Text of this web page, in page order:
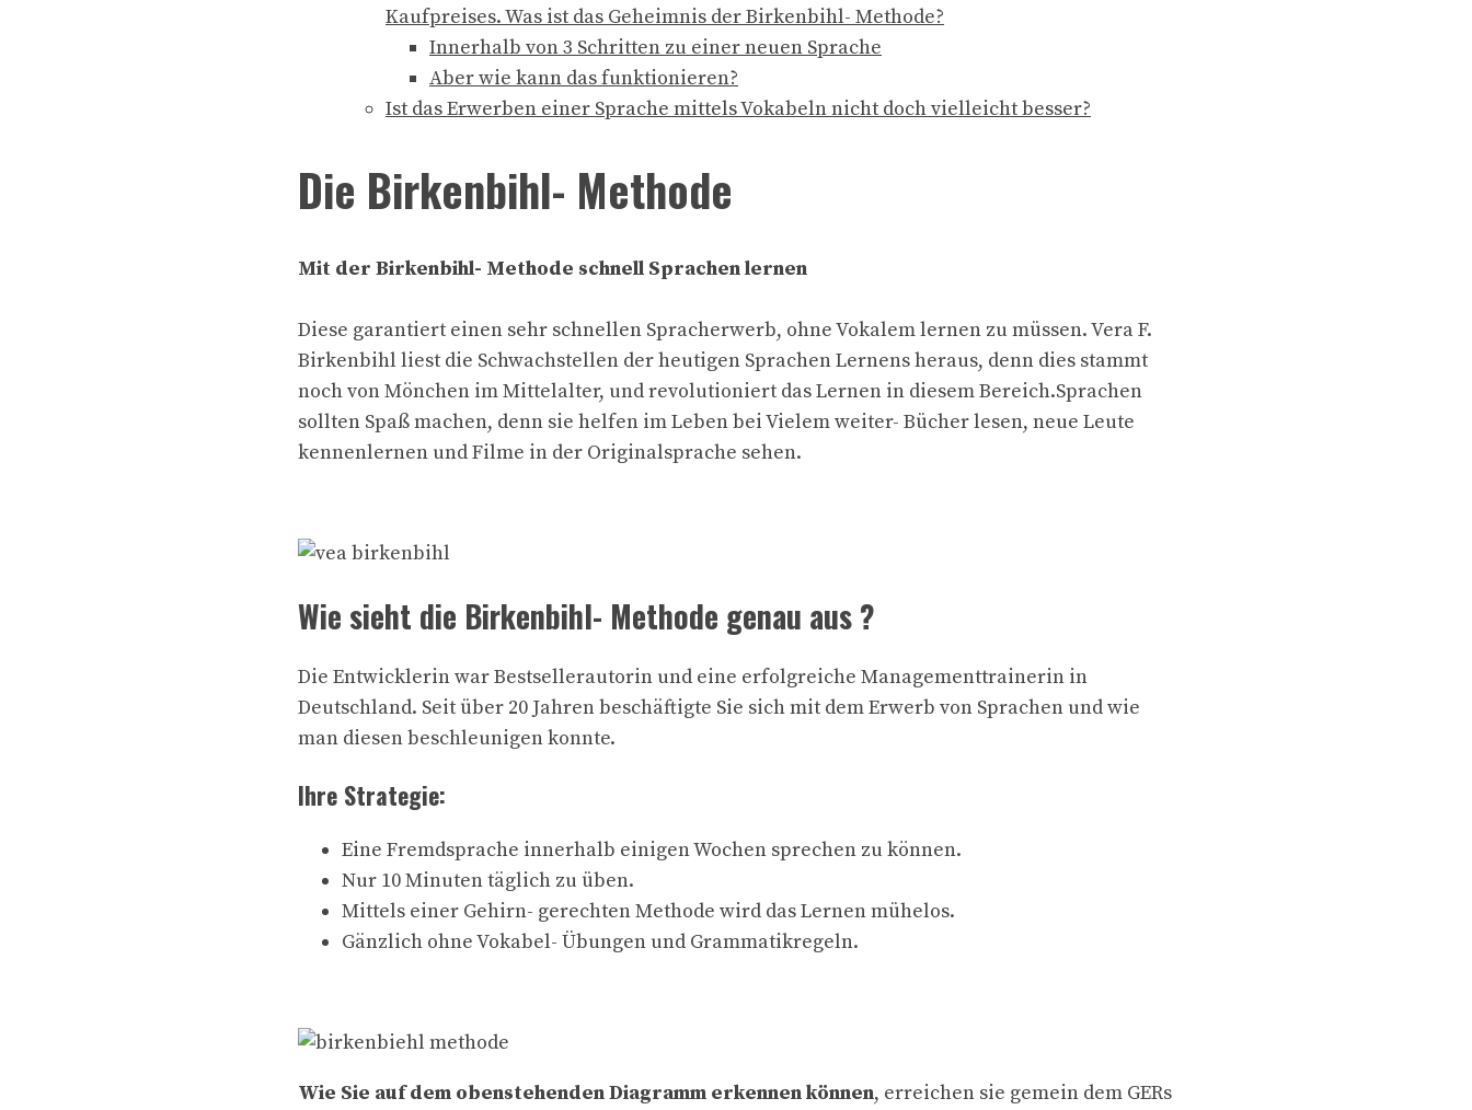
Kaufpreises. Was ist das Geheimnis der Birkenbihl- Methode?
Innerhalb von 3 Schritten zu einer neuen Sprache
Aber wie kann das funktionieren?
Ist das Erwerben einer Sprache mittels Vokabeln nicht doch vielleicht besser?
Die Birkenbihl- Methode
Mit der Birkenbihl- Methode schnell Sprachen lernen
Diese garantiert einen sehr schnellen Spracherwerb, ohne Vokalem lernen zu müssen. Vera F.
Birkenbihl liest die Schwachstellen der heutigen Sprachen Lernens heraus, denn dies stammt
noch von Mönchen im Mittelalter, und revolutioniert das Lernen in diesem Bereich.Sprachen
sollten Spaß machen, denn sie helfen im Leben bei Vielem weiter- Bücher lesen, neue Leute
kennenlernen und Filme in der Originalsprache sehen.
Wie sieht die Birkenbihl- Methode genau aus ?
Die Entwicklerin war Bestsellerautorin und eine erfolgreiche Managementtrainerin in
Deutschland. Seit über 20 Jahren beschäftigte Sie sich mit dem Erwerb von Sprachen und wie
man diesen beschleunigen konnte.
Ihre Strategie:
Eine Fremdsprache innerhalb einigen Wochen sprechen zu können.
Nur 10 Minuten täglich zu üben.
Mittels einer Gehirn- gerechten Methode wird das Lernen mühelos.
Gänzlich ohne Vokabel- Übungen und Grammatikregeln.
Wie Sie auf dem obenstehenden Diagramm erkennen können, erreichen sie gemein dem GERs